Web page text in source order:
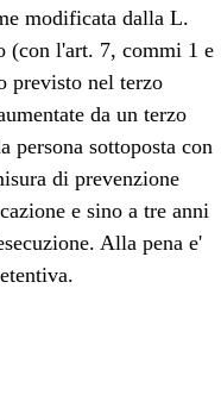
modificata dalla L.
(con l'art. 7, commi 1 e
previsto nel terzo
da un terzo
persona sottoposta con
di prevenzione
e sino a tre anni
Alla pena e'